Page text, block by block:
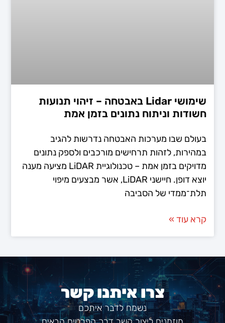
שימושי Lidar באבטחה – זיהוי תנועות
חשודות וניתוח נתונים בזמן אמת
בעולם שבו מערכות האבטחה נדרשות להגיב
במהירות, לזהות תרחישים מורכבים ולספק נתונים
מדויקים בזמן אמת – טכנולוגיית LiDAR מציעה מענה
יוצא דופן. חיישני LiDAR, אשר מבצעים מיפוי
תלת־ממדי של הסביבה
קרא עוד »
צרו איתנו קשר
נשמח לדבר איתכם